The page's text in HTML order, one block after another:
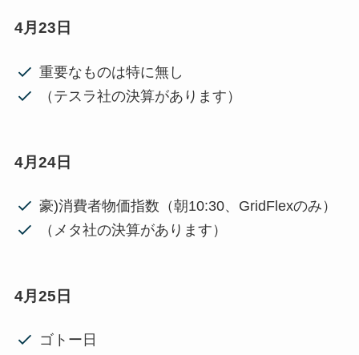
4月23日
重要なものは特に無し
（テスラ社の決算があります）
4月24日
豪)消費者物価指数（朝10:30、GridFlexのみ）
（メタ社の決算があります）
4月25日
ゴトー日